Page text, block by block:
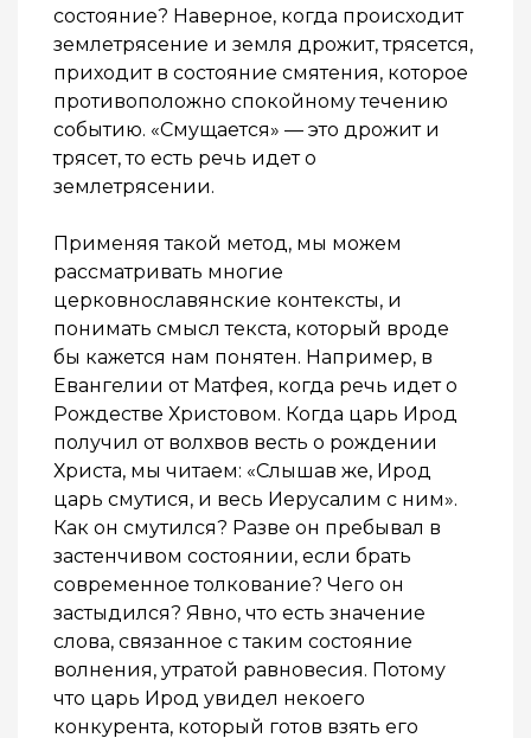
состояние? Наверное, когда происходит
землетрясение и земля дрожит, трясется,
приходит в состояние смятения, которое
противоположно спокойному течению
событию. «Смущается» — это дрожит и
трясет, то есть речь идет о
землетрясении.
Применяя такой метод, мы можем
рассматривать многие
церковнославянские контексты, и
понимать смысл текста, который вроде
бы кажется нам понятен. Например, в
Евангелии от Матфея, когда речь идет о
Рождестве Христовом. Когда царь Ирод
получил от волхвов весть о рождении
Христа, мы читаем: «Слышав же, Ирод
царь смутися, и весь Иерусалим с ним».
Как он смутился? Разве он пребывал в
застенчивом состоянии, если брать
современное толкование? Чего он
застыдился? Явно, что есть значение
слова, связанное с таким состояние
волнения, утратой равновесия. Потому
что царь Ирод увидел некоего
конкурента, который готов взять его